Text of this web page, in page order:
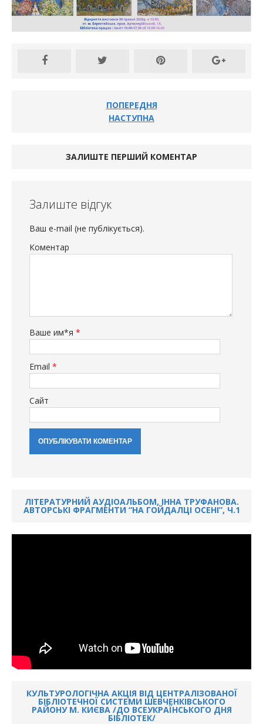
ПОПЕРЕДНЯ
НАСТУПНА
ЗАЛИШТЕ ПЕРШИЙ КОМЕНТАР
Залиште відгук
Ваш e-mail (не публікується).
Коментар
Ваше им*я *
Email *
Сайт
ЛІТЕРАТУРНИЙ АУДІОАЛЬБОМ, ІННА ТРУФАНОВА.
АВТОРСЬКІ ФРАГМЕНТИ “НА ГОЙДАЛЦІ ОСЕНІ”, Ч.1
КУЛЬТУРОЛОГІЧНА АКЦІЯ ВІД ЦЕНТРАЛІЗОВАНОЇ
БІБЛІОТЕЧНОЇ СИСТЕМИ ШЕВЧЕНКІВСЬКОГО
РАЙОНУ М. КИЄВА /ДО ВСЕУКРАЇНСЬКОГО ДНЯ
БІБЛІОТЕК/